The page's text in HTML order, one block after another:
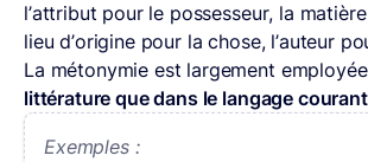
l’attribut pour le possesseur, la
lieu d’origine pour la chose, l’auteur
La métonymie est largement
littérature que dans le langage courant
Exemples :